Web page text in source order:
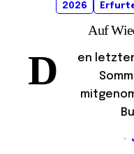
2026
Auf
D
en